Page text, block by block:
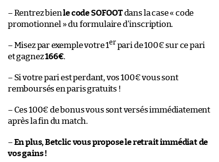
– Rentrez bienle code SOFOOTdans la case « code
promotionnel » du formulaire d’inscription.
– Misez par exemple votre 1er pari de 100€ sur ce pari
et gagnez166€.
– Si votre pari est perdant, vos 100€ vous sont
remboursés en paris gratuits !
– Ces 100€ de bonus vous sont versés immédiatement
après la fin du match.
–En plus, Betclic vous propose le retrait immédiat de
vos gains !